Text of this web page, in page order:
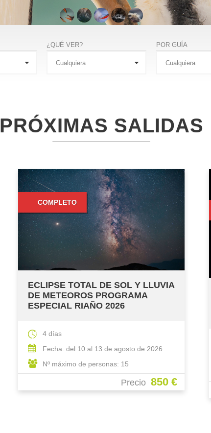
¿QUÉ VER? POR GUÍA
PRÓXIMAS SALIDAS
AVISTAMIENTO DE OSOS PARDO
EN SOMIEDO Y ECLIPSE TOTAL
Precio 850 €
Nº máximo de personas: 20